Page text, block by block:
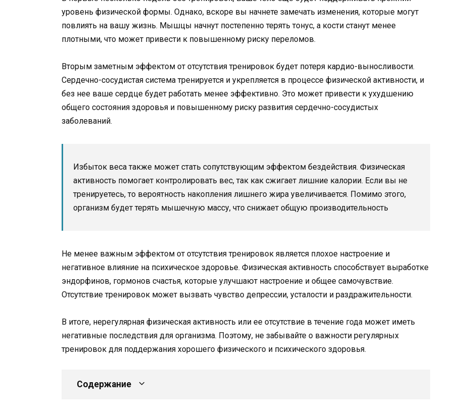
уровень физической формы. Однако, вскоре вы начнете замечать изменения, которые могут
повлиять на вашу жизнь. Мышцы начнут постепенно терять тонус, а кости станут менее
плотными, что может привести к повышенному риску переломов.
Вторым заметным эффектом от отсутствия тренировок будет потеря кардио-выносливости.
Сердечно-сосудистая система тренируется и укрепляется в процессе физической активности, и
без нее ваше сердце будет работать менее эффективно. Это может привести к ухудшению
общего состояния здоровья и повышенному риску развития сердечно-сосудистых
заболеваний.
Избыток веса также может стать сопутствующим эффектом бездействия. Физическая
активность помогает контролировать вес, так как сжигает лишние калории. Если вы не
тренируетесь, то вероятность накопления лишнего жира увеличивается. Помимо этого,
организм будет терять мышечную массу, что снижает общую производительность
Не менее важным эффектом от отсутствия тренировок является плохое настроение и
негативное влияние на психическое здоровье. Физическая активность способствует выработке
эндорфинов, гормонов счастья, которые улучшают настроение и общее самочувствие.
Отсутствие тренировок может вызвать чувство депрессии, усталости и раздражительности.
В итоге, нерегулярная физическая активность или ее отсутствие в течение года может иметь
негативные последствия для организма. Поэтому, не забывайте о важности регулярных
тренировок для поддержания хорошего физического и психического здоровья.
Содержание